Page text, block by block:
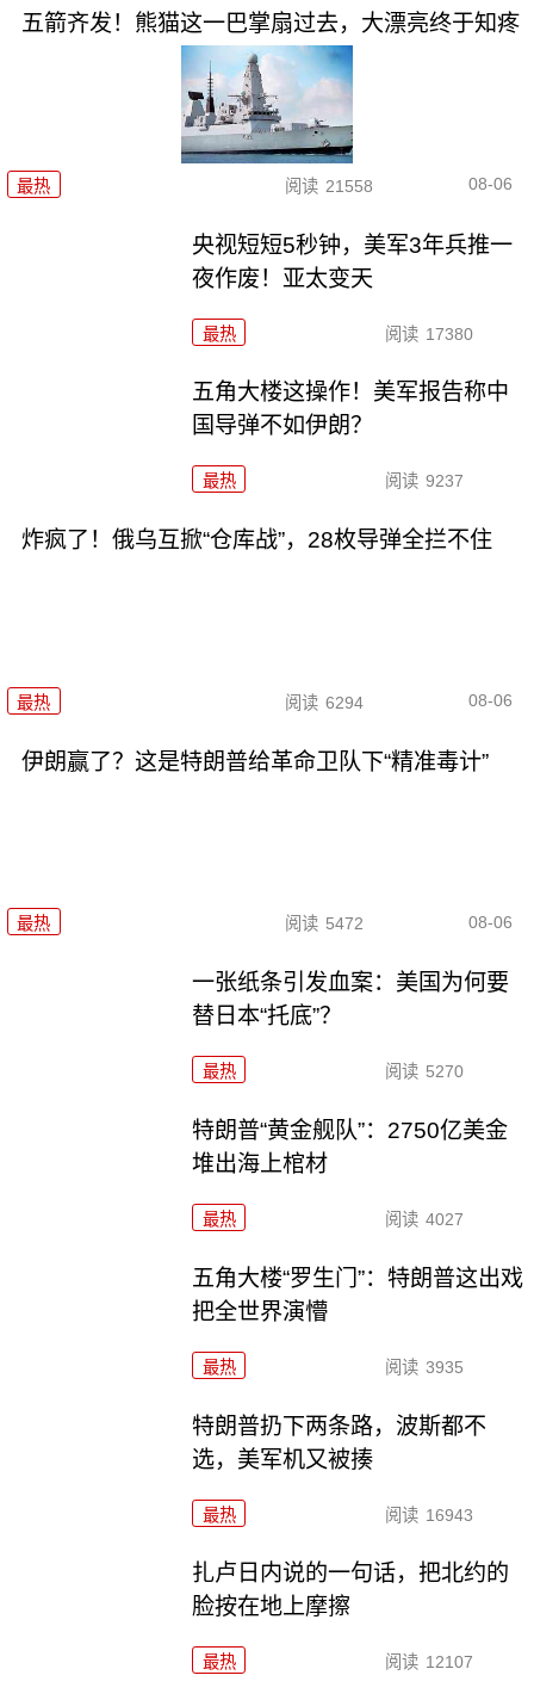
五箭齐发！熊猫这一巴掌扇过去，大漂亮终于知疼
最热 阅读 21558 08-06
央视短短5秒钟，美军3年兵推一
夜作废！亚太变天
最热 阅读 17380
五角大楼这操作！美军报告称中
国导弹不如伊朗？
最热 阅读 9237
炸疯了！俄乌互掀“仓库战”，28枚导弹全拦不住
最热 阅读 6294 08-06
伊朗赢了？这是特朗普给革命卫队下“精准毒计”
最热 阅读 5472 08-06
一张纸条引发血案：美国为何要
替日本“托底”？
最热 阅读 5270
特朗普“黄金舰队”：2750亿美金
堆出海上棺材
最热 阅读 4027
五角大楼“罗生门”：特朗普这出戏
把全世界演懵
最热 阅读 3935
特朗普扔下两条路，波斯都不
选，美军机又被揍
最热 阅读 16943
扎卢日内说的一句话，把北约的
脸按在地上摩擦
最热 阅读 12107